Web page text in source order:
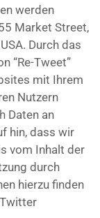
werden
Market Street,
Durch das
“Re-Tweet”
mit Ihrem
Nutzern
Daten an
hin, dass wir
vom Inhalt der
durch
hierzu finden